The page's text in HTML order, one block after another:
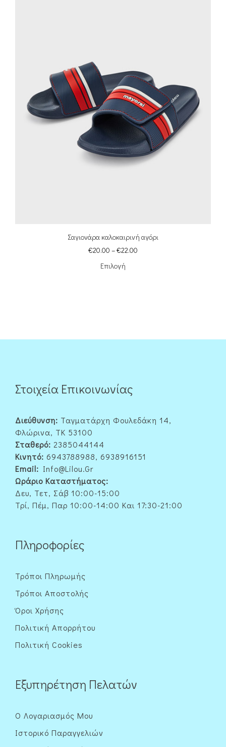
Σαγιονάρα καλοκαιρινή αγόρι
€20.00 –€22.00
Επιλογή
Στοιχεία Επικοινωνίας
Διεύθυνση: Ταγματάρχη Φουλεδάκη 14,
Φλώρινα, ΤΚ 53100
Σταθερό: 2385044144
Κινητό: 6943788988, 6938916151
Email: Info@lilou.gr
Ωράριο Καταστήματος:
Δευ, Τετ, Σάβ 10:00-15:00
Τρί, Πέμ, Παρ 10:00-14:00 Και 17:30-21:00
Πληροφορίες
Τρόποι Πληρωμής
Τρόποι Αποστολής
Όροι Χρήσης
Πολιτική Απορρήτου
Πολιτική Cookies
Εξυπηρέτηση Πελατών
Ο Λογαριασμός Μου
Ιστορικό Παραγγελιών